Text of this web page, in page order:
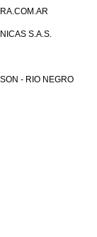
S.A.S.
- RIO NEGRO